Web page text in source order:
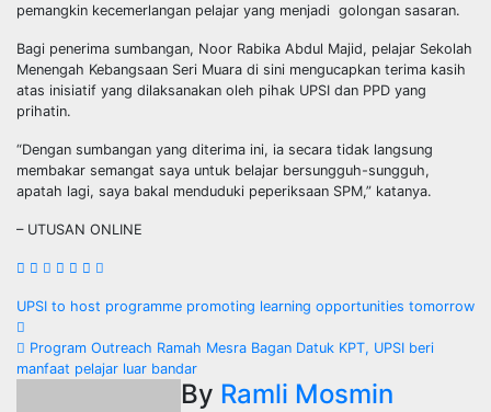
pemangkin kecemerlangan pelajar yang menjadi golongan sasaran.
Bagi penerima sumbangan, Noor Rabika Abdul Majid, pelajar Sekolah
Menengah Kebangsaan Seri Muara di sini mengucapkan terima kasih
atas inisiatif yang dilaksanakan oleh pihak UPSI dan PPD yang
prihatin.
“Dengan sumbangan yang diterima ini, ia secara tidak langsung
membakar semangat saya untuk belajar bersungguh-sungguh,
apatah lagi, saya bakal menduduki peperiksaan SPM,” katanya.
– UTUSAN ONLINE
Navigasi
kiriman
UPSI to host programme promoting learning opportunities tomorrow
Program Outreach Ramah Mesra Bagan Datuk KPT, UPSI beri
manfaat pelajar luar bandar
By Ramli Mosmin